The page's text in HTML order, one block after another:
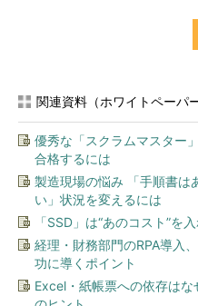
ウが表示されるので、「test
る。 「test」ではなく、末尾
あることに注意していただき
［Password:］にチェックを
関連資料（ホワイトペーパー
優秀な「スクラムマスター
合格するには
製造現場の悩み 「手順書は
い」状況を変えるには
「SSD」は“あのコスト”を
経理・財務部門のRPA導入
功に導くポイント
Excel・紙帳票への依存は